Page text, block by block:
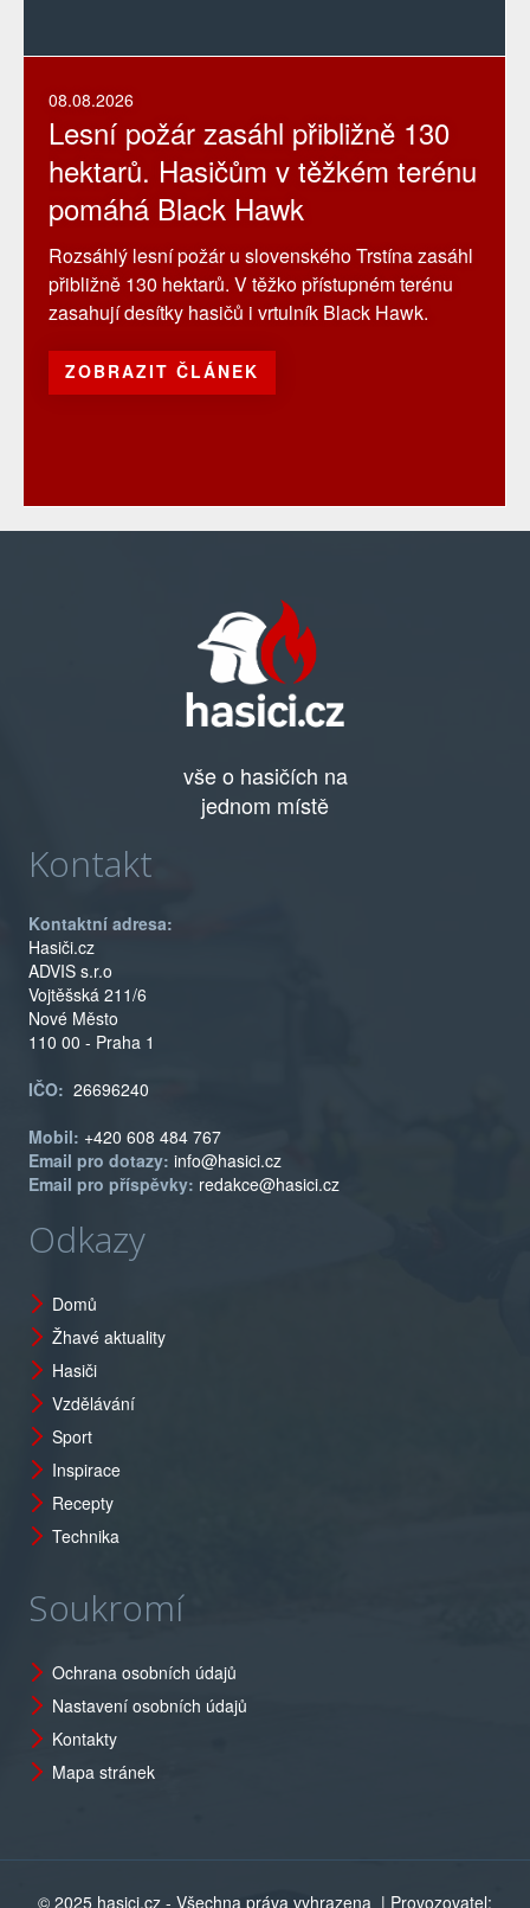
08.08.2026
Lesní požár zasáhl přibližně 130
hektarů. Hasičům v těžkém terénu
pomáhá Black Hawk
Rozsáhlý lesní požár u slovenského Trstína zasáhl
přibližně 130 hektarů. V těžko přístupném terénu
zasahují desítky hasičů i vrtulník Black Hawk.
ZOBRAZIT ČLÁNEK
vše o hasičích na
jednom místě
Kontakt
Kontaktní adresa:
Hasiči.cz
ADVIS s.r.o
Vojtěšská 211/6
Nové Město
110 00 - Praha 1
IČO: 26696240
Mobil: +420 608 484 767
Email pro dotazy: info@hasici.cz
Email pro příspěvky: redakce@hasici.cz
Odkazy
Domů
Žhavé aktuality
Hasiči
Vzdělávání
Sport
Inspirace
Recepty
Technika
Soukromí
Ochrana osobních údajů
Nastavení osobních údajů
Kontakty
Mapa stránek
© 2025 hasici.cz - Všechna práva vyhrazena | Provozovatel: